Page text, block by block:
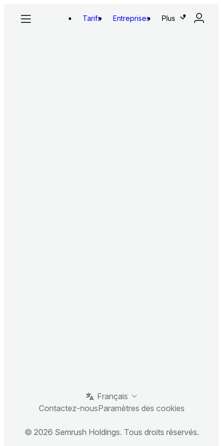
Tarifs Entreprises Plus
Français
Contactez-nousParamètres des cookies
© 2026 Semrush Holdings. Tous droits réservés.